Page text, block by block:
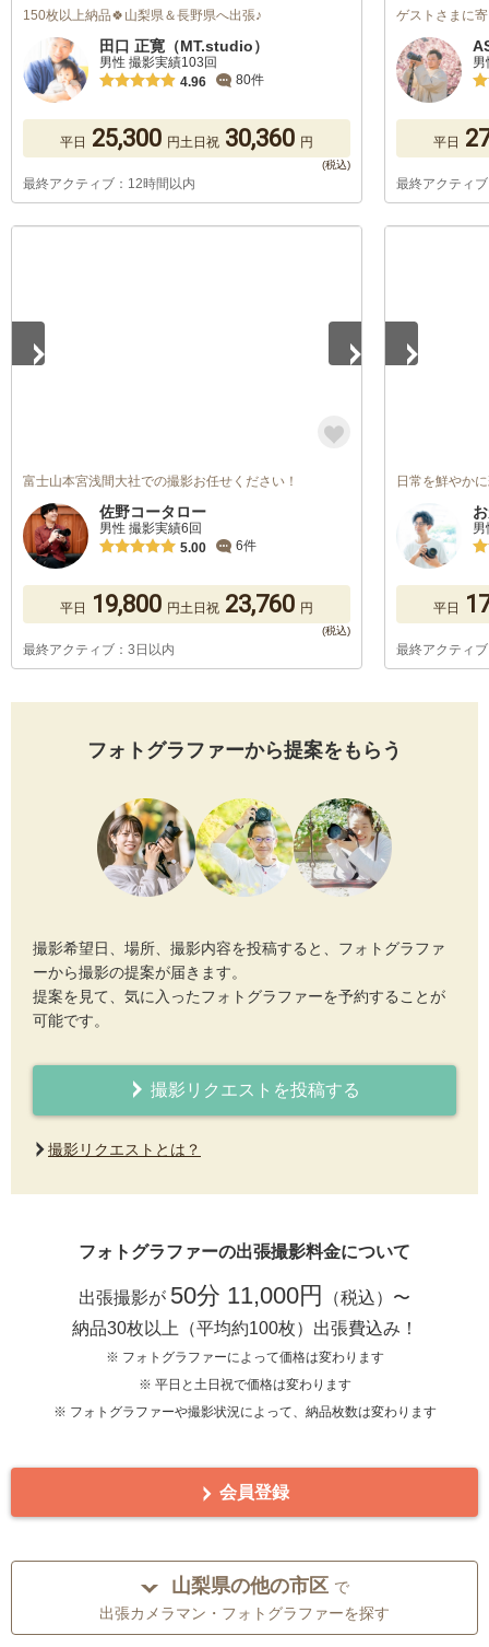
150枚以上納品🍀山梨県＆長野県へ出張♪
田口 正寛（MT.studio）
男性 撮影実績103回
4.96
80件
平日 25,300 円土日祝 30,360 円
最終アクティブ：12時間以内
ゲストさまに
平日
最終アクティ
富士山本宮浅間大社での撮影お任せください！
佐野コータロー
男性 撮影実績6回
5.00
6件
平日 19,800 円土日祝 23,760 円
最終アクティブ：3日以内
日常を鮮やか
平日
最終アクティ
フォトグラファーから提案をもらう
撮影希望日、場所、撮影内容を投稿すると、フォトグラファ
ーから撮影の提案が届きます。
提案を見て、気に入ったフォトグラファーを予約することが
可能です。
撮影リクエストを投稿する
撮影リクエストとは？
フォトグラファーの出張撮影料金について
出張撮影が 50分 11,000円
（税込）〜
納品30枚以上（平均約100枚）出張費込み！
※ フォトグラファーによって価格は変わります
※ 平日と土日祝で価格は変わります
※ フォトグラファーや撮影状況によって、納品枚数は変わります
会員登録
山梨県の他の市区 で
出張カメラマン・フォトグラファーを探す